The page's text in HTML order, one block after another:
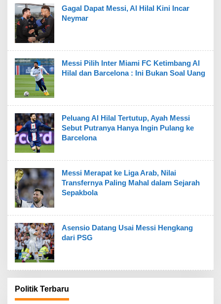
Gagal Dapat Messi, Al Hilal Kini Incar
Neymar
Messi Pilih Inter Miami FC Ketimbang Al
Hilal dan Barcelona : Ini Bukan Soal Uang
Peluang Al Hilal Tertutup, Ayah Messi
Sebut Putranya Hanya Ingin Pulang ke
Barcelona
Messi Merapat ke Liga Arab, Nilai
Transfernya Paling Mahal dalam Sejarah
Sepakbola
Asensio Datang Usai Messi Hengkang
dari PSG
Politik Terbaru